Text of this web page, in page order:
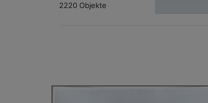
2220 Objekte